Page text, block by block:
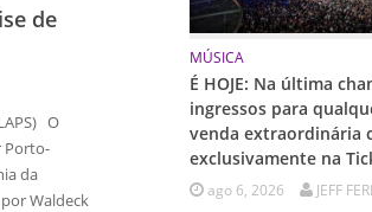
de
O
Porto-
da
Waldeck
MÚSICA
É HOJE: Na última
ingressos para
venda extraordinária
exclusivamente na
ago 6, 2026 JEFF